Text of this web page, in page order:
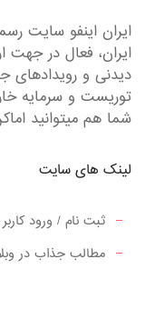
ایران اینفو سایت
ایران، فعال در جهت
دیدنی و
توریست و سرمایه
شما هم میتوانید
لینک های سایت
ثبت نام / ورود کاربر
مطالب جذاب در